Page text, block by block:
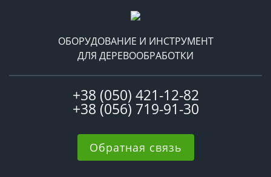
ОБОРУДОВАНИЕ И ИНСТРУМЕНТ
ДЛЯ ДЕРЕВООБРАБОТКИ
+38 (050) 421-12-82
+38 (056) 719-91-30
Обратная связь